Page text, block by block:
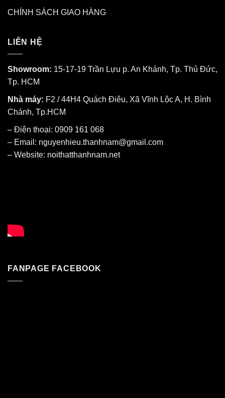
CHÍNH SÁCH GIAO HÀNG
LIÊN HỆ
Showroom: 15-17-19 Trần Lựu p. An Khánh, Tp. Thủ Đức,
Tp. HCM
Nhà máy: F2 / 44H4 Quách Điêu, Xã Vĩnh Lộc A, H. Bình
Chánh, Tp.HCM
– Điện thoại: 0909 161 068
– Email: nguyenhieu.thanhnam@gmail.com
– Website: noithatthanhnam.net
FANPAGE FACEBOOK